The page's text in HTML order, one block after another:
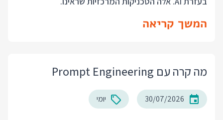
המשך קריאה
מה קרה עם Prompt Engineering
30/07/2026 יומי